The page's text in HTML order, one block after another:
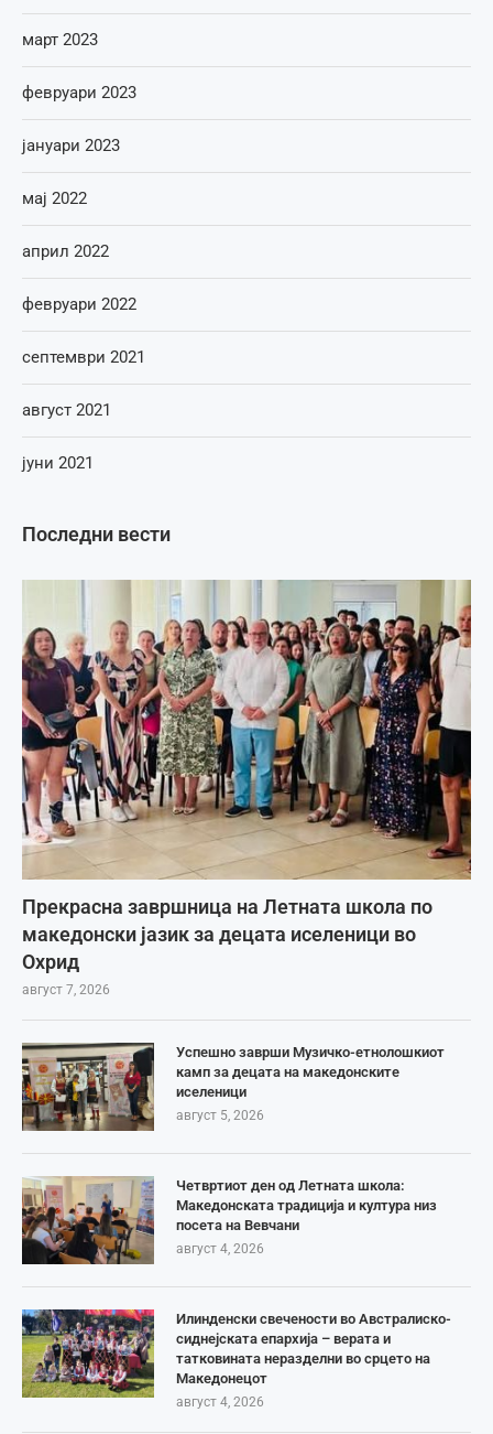
Последни вести
Прекрасна завршница на Летната школа по
македонски јазик за децата иселеници во
Охрид
август 7, 2026
Успешно заврши Музичко-етнолошкиот
камп за децата на македонските
иселеници
август 5, 2026
Четвртиот ден од Летната школа:
Македонската традиција и култура низ
посета на Вевчани
август 4, 2026
Илинденски свечености во Австралиско-
сиднејската епархија – верата и
татковината неразделни во срцето на
Македонецот
август 4, 2026
март 2023
февруари 2023
јануари 2023
мај 2022
април 2022
февруари 2022
септември 2021
август 2021
јуни 2021